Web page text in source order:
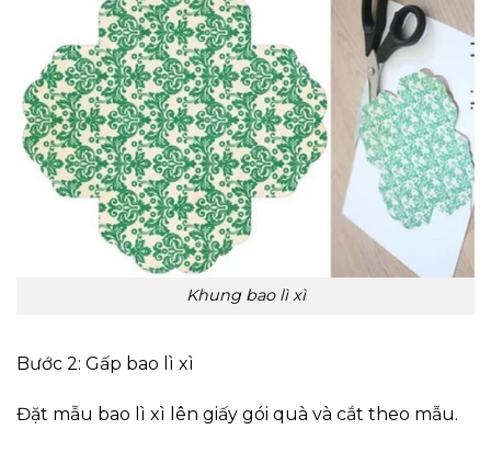
Khung bao lì xì
Bước 2: Gấp bao lì xì
Đặt mẫu bao lì xì lên giấy gói quà và cắt theo mẫu.